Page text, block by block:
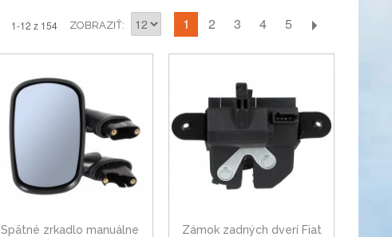
1-12 z 154 ZOBRAZIŤ 1 2 3 4 5
Spätné zrkadlo manuálne
Zámok zadných dverí Fiat